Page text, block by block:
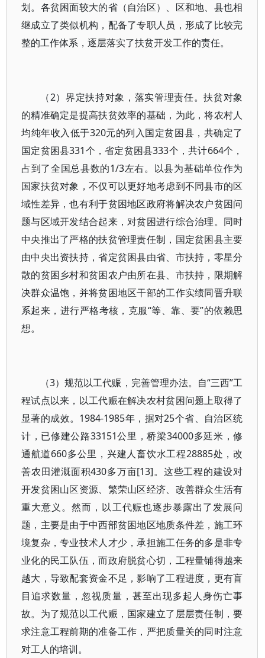
划。各贫困面较大的省（自治区）、区和地、县也相
继成立了类似机构，配备了专职人员，形成了比较完
整的工作体系，逐层落实了扶贫开发工作的责任。
（2）界定扶持对象，落实管理责任。扶贫对象
的精准确定是提高扶贫效率的基础，为此，将农村人
均纯年收入低于320元的列入国定贫困县，共确定了
国定贫困县331个，省定贫困县333个，共计664个，
占到了全国总县数的1/3左右。以县为基础单位作为
国家扶贫对象，不仅可以更好地考虑到不同县市的区
域性差异，也有利于贫困地区政府将解决农户贫困问
题与区域开发结合起来，对贫困进行综合治理。同时
中央推出了严格的扶贫管理责任制，国定贫困县主要
由中央出资扶持，省定贫困县由省、市扶持，零星分
散的贫困乡村和贫困农户由所在县、市扶持，限期解
决群众温饱，并将贫困地区干部的工作实绩同晋升联
系起来，进行严格考核，克服“等、靠、要”的依赖思
想。
（3）规范以工代赈，完善管理办法。自“三西”工
程试点以来，以工代赈在解决农村贫困问题上取得了
显著的成效。1984-1985年，据对25个省、自治区统
计，已修建公路33151公里，桥梁34000多延米，修
通航道660多公里，兴建人畜饮水工程28885处，改
善农田灌溉面积430多万亩[13]。这些工程的建设对
开发贫困山区资源、繁荣山区经济、改善群众生活有
重大意义。然而，以工代赈也逐步暴露出了发展问
题，主要是由于中西部贫困地区地质条件差，施工环
境复杂，专业技术人才少，承担施工任务的多是非专
业化的民工队伍，而政府脱贫心切，工程量铺得越来
越大，导致配套资金不足，影响了工程进度，更有盲
目追求数量，忽视质量，甚至出现多起人身伤亡事
故。为了规范以工代赈，国家建立了层层责任制，要
求注意工程前期的准备工作，严把质量关的同时注意
对工人的培训。